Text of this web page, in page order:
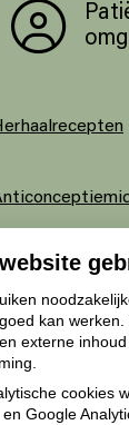
kan
externe
cookies
Google